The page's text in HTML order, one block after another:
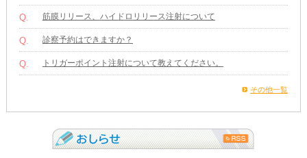
Q. 筋膜リリース、ハイドロリリース注射について
Q. 診察予約はできますか？
Q. トリガーポイント注射について教えてください。
その他一覧